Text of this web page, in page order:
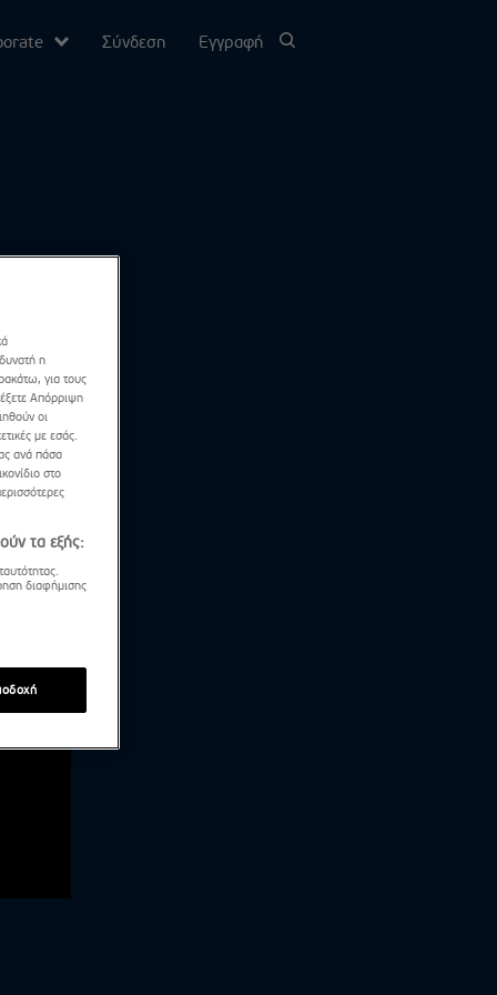
Σύνδεση Εγγραφή
η
για τους
Απόρριψη
οι
με εσάς.
ανά πάσα
στο
τα εξής:
διαφήμισης